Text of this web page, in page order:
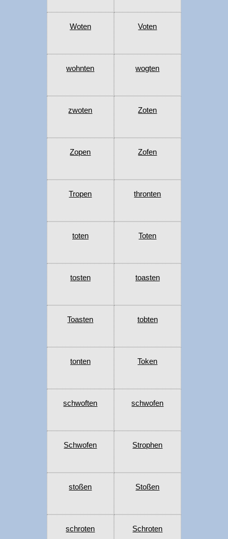
Woten Voten
wohnten wogten
zwoten Zoten
Zopen Zofen
Tropen thronten
toten Toten
tosten toasten
Toasten tobten
tonten Token
schwoften schwofen
Schwofen Strophen
stoßen Stoßen
schroten Schroten